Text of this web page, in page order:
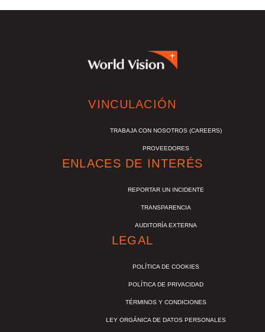
VINCULACIÓN
TRABAJA CON NOSOTROS (CAREERS)
PROVEEDORES
ENLACES DE INTERÉS
REPORTAR UN INCIDENTE
TRANSPARENCIA
AUDITORÍA EXTERNA
LEGAL
POLÍTICA DE COOKIES
POLÍTICA DE PRIVACIDAD
TÉRMINOS Y CONDICIONES
LEY ORGÁNICA DE DATOS PERSONALES